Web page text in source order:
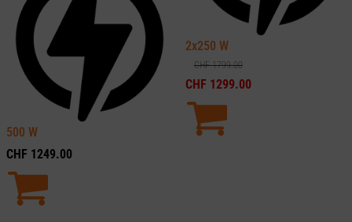
500 W
CHF 1249.00
2x250 W
CHF1799.00
CHF 1299.00